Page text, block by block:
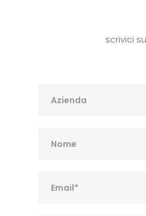
scrivici